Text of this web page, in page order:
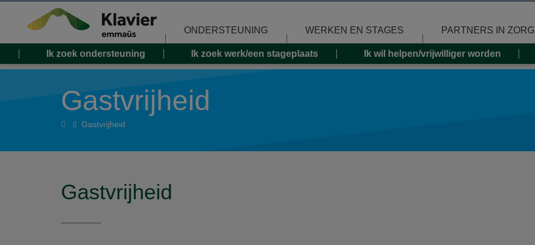
Overslaan en naar de inhoud gaan
ONDERSTEUNING WERKEN EN STAGES PARTNERS IN ZORG
Ik zoek ondersteuning Ik zoek werk/een stageplaats Ik wil helpen/vrijwilliger worden
Gastvrijheid
HomeGastvrijheid
Gastvrijheid